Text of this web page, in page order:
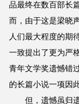
品最终在数百部长
而，由于这是梁晓
人们最大程度的期
一致提出了更为严
青年文学奖遗憾错
的长篇小说一项因
但，遗憾虽归遗